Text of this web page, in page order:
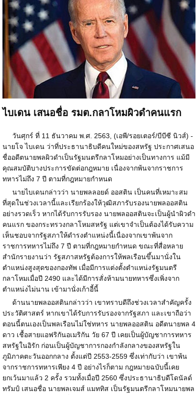
ไบเดน เสนอชื่อ รมต.กลาโหมผิวดำคนแรก
วันศุกร์ ที่ 11 ธันวาคม พ.ศ. 2563, (เอพี/รอยเตอร์/บีบีซี นิวส์) -
นายโจ ไบเดน ว่าที่ประธานาธิบดีคนใหม่ของสหรัฐ ประกาศเสนอ
ชื่ออดีตนายพลผิวดำเป็นรัฐมนตรีกลาโหมอย่างเป็นทางการ แม้มี
คุณสมบัติบางประการขัดต่อกฎหมาย เนื่องจากพ้นจากราชการ
ทหารไม่ถึง 7 ปี ตามที่กฎหมายกำหนด
นายไบเดนกล่าวว่า นายพลลอยด์ ออสติน เป็นคนที่เหมาะสม
ที่สุดในช่วงเวลานี้และเรียกร้องให้วุฒิสภารับรองนายพลออสติน
อย่างรวดเร็ว หากได้รับการรับรอง นายพลออสตินจะเป็นผู้นำผิวดำ
คนแรก ของกระทรวงกลาโหมสหรัฐ แต่เขาจำเป็นต้องได้รับความ
เห็นชอบจากรัฐสภาให้ดำรงตำแหน่งนี้เนื่องจากเขาพ้นจาก
ราชการทหารไม่ถึง 7 ปี ตามที่กฎหมายกำหนด ขณะที่สื่อหลาย
สำนักรายงานว่า รัฐสภาสหรัฐต้องการให้พลเรือนขึ้นมานั่งใน
ตำแหน่งสูงสุดของกองทัพ เมื่อมีการแต่งตั้งตำแหน่งรัฐมนตรี
กลาโหมเมื่อปี 2490 และได้มีการสั่งห้ามนายทหารซึ่งเพิ่งจาก
ตำแหน่งไม่นาน เข้ามานั่งเก้าอี้นี้
ด้านนายพลออสตินกล่าวว่า เขาทราบดีถึงช่วงเวลาสำคัญครั้ง
ประวัติศาสตร์ หากเขาได้รับการรับรองจากรัฐสภา และเขาถือว่า
ตอนนี้ตนเองเป็นพลเรือนไม่ใช่ทหาร นายพลออสติน อดีตนายพล 4
ดาว เชื้อสายแอฟริกันอเมริกัน วัย 67 ปี เคยเป็นผู้บัญชาการทหาร
สหรัฐในอิรัก ก่อนเป็นผู้บัญชาการกองกำลังกลางของสหรัฐใน
ภูมิภาคตะวันออกกลาง ตั้งแต่ปี 2553-2559 ซึ่งเท่ากับว่า เขาพ้น
จากราชการทหารเพียง 4 ปี อย่างไรก็ตาม กฎหมายฉบับนี้เคย
ยกเว้นมาแล้ว 2 ครั้ง รวมทั้งเมื่อปี 2560 ซึ่งประธานาธิบดีโดนัลด์
ทรัมป์ เสนอชื่อ นายพลเจมส์ แมททิส เป็นรัฐมนตรีกลาโหมนายพล